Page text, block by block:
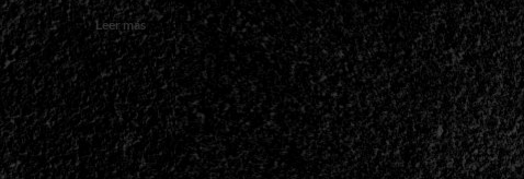
Leer más Read
more
about
<small>Entrevista
Con
Naldo
Brizuela<span>
|